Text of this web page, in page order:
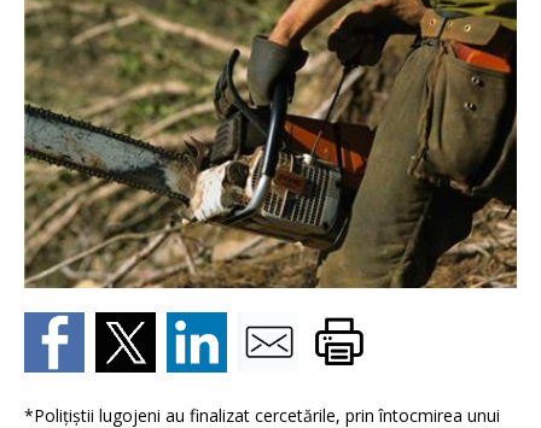
*Poliţiştii lugojeni au finalizat cercetările, prin întocmirea unui